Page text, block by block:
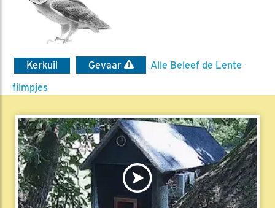
Kerkuil Gevaar
Alle Beleef de Lente
filmpjes